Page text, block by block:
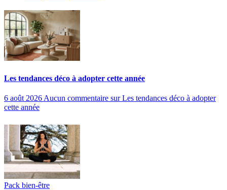
Les tendances déco à adopter cette année
6 août 2026 Aucun commentaire sur Les tendances déco à adopter
cette année
Pack bien-être